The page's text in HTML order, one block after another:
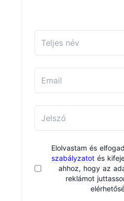
Elolvastam és
szabályzatotés
ahhoz, hogy az
reklámot